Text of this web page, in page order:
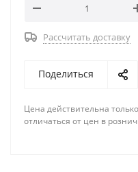
Рассчитать доставку
Поделиться
Цена действительна
отличаться от цен в